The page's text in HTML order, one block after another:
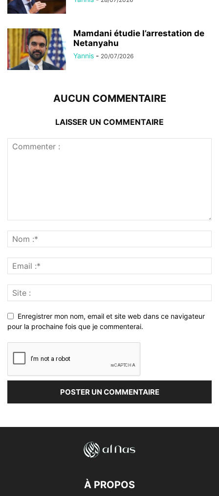
Mamdani étudie l’arrestation de
Netanyahu
Yannis - 20/07/2026
AUCUN COMMENTAIRE
LAISSER UN COMMENTAIRE
Enregistrer mon nom, email et site web dans ce navigateur
pour la prochaine fois que je commenterai.
À PROPOS